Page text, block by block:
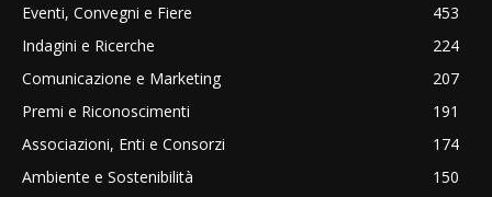
Eventi, Convegni e Fiere
453
Indagini e Ricerche
224
Comunicazione e Marketing
207
Premi e Riconoscimenti
191
Associazioni, Enti e Consorzi
174
Ambiente e Sostenibilità
150